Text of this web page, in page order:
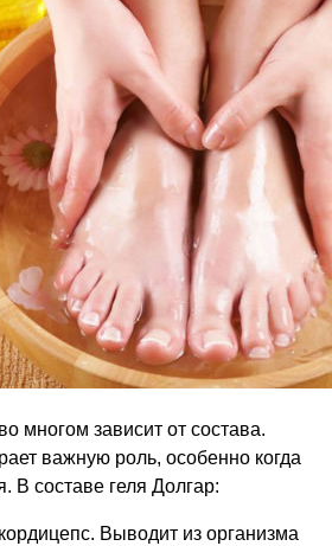
многом зависит от состава.
важную роль, особенно когда
В составе геля Долгар:
Выводит из организма